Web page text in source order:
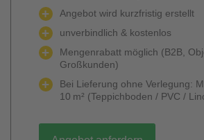
Angebot wird kurzfristig erstellt
unverbindlich & kostenlos
Mengenrabatt möglich (B2B,
Großkunden)
Bei Lieferung ohne Verlegung:
10 m² (Teppichboden / PVC /